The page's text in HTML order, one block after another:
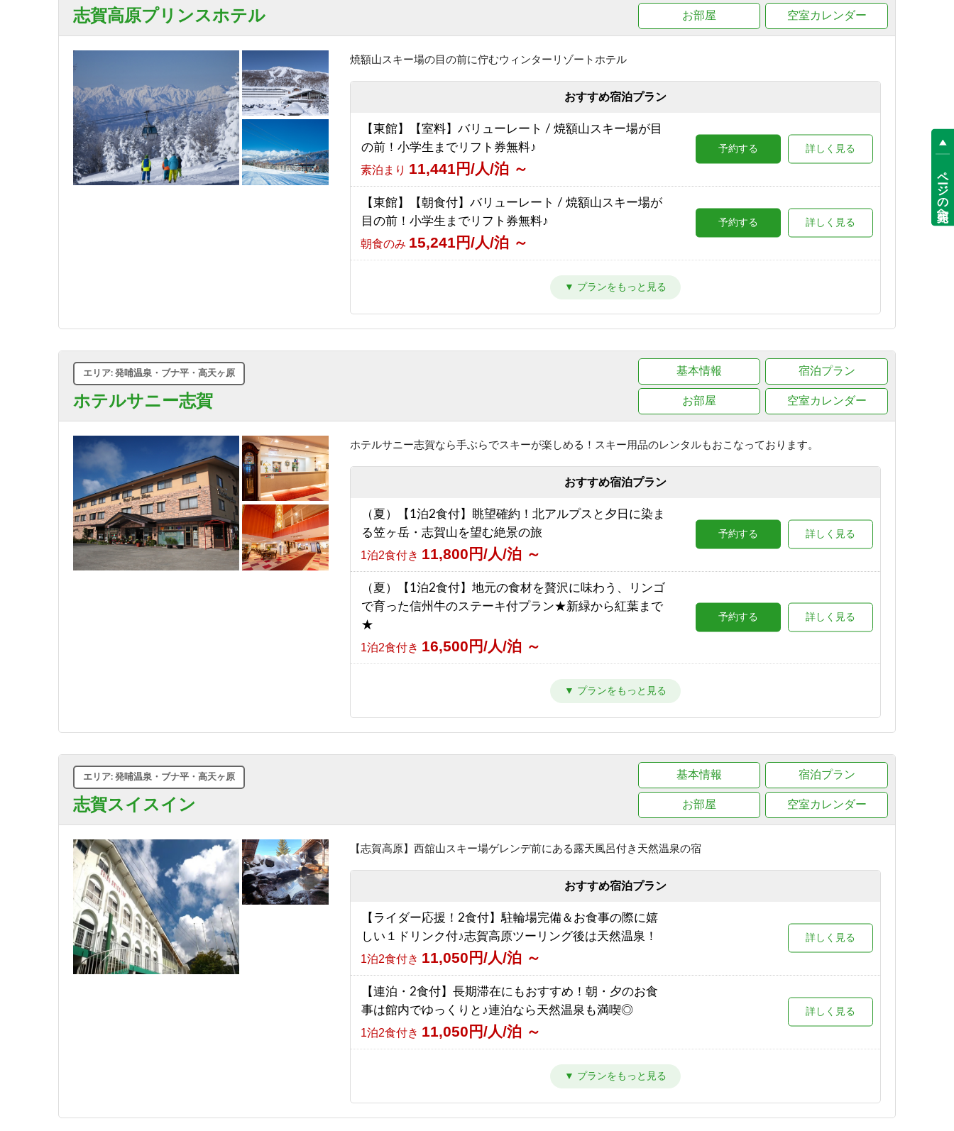
詳しく見る
予約する
志賀高原プリンスホテル
焼額山スキー場の目の前に佇むウィンターリゾートホテル
お部屋 空室カレンダー
おすすめ宿泊プラン
【東館】【室料】バリューレート / 焼額山スキー場が目
の前！小学生までリフト券無料♪
詳しく見る
予約する
素泊まり 11,441円/人/泊 ～
【東館】【朝食付】バリューレート / 焼額山スキー場が
目の前！小学生までリフト券無料♪
詳しく見る
予約する
朝食のみ 15,241円/人/泊 ～
1泊2食付き24,941円/人/泊 ～
【東館】【室料】連泊プラン / 焼額山スキー場が目の
詳しく見る
予約する
【東館】【朝食付】連泊プラン / 焼額山スキー場が目の
前！小学生までリフト券無料♪
詳しく見る
予約する
朝食のみ13,811円/人/泊 ～
の前！小学生までリフト券無料♪
詳しく見る
予約する
1泊2食付き 23,511円/人/泊 ～
【南館】【室料】バリューレート / 焼額山スキー場が目
の前！小学生までリフト券無料♪
素泊まり7,763円/人/泊 ～
【南館】【朝食付】バリューレート/ 焼額山スキー場が
目の前！小学生までリフト券無料♪
詳しく見る
【南館】【夕朝食付】バリューレート/焼額山スキー場
17,763円/人/泊 ～
【南館】【室料】連泊プラン / 焼額山スキー場が目の
詳しく見る
【南館】【夕朝食付】連泊プラン / 焼額山スキー場が目
の前！小学生までリフト券無料♪
16,792円/人/泊 ～
【西館】【室料】バリューレート / 焼額山スキー場が目
の前！小学生までリフト券無料♪
8,166円/人/泊 ～
目の前！小学生までリフト券無料♪
ホテルサニー志賀
エリア: 発哺温泉・ブナ平・高天ヶ原
ホテルサニー志賀なら手ぶらでスキーが楽しめる！スキー用品のレンタルもおこなっております。
基本情報 宿泊プラン
お部屋 空室カレンダー
おすすめ宿泊プラン
（夏）【1泊2食付】眺望確約！北アルプスと夕日に染ま
る笠ヶ岳・志賀山を望む絶景の旅
詳しく見る
予約する
1泊2食付き 11,800円/人/泊 ～
（夏）【1泊2食付】地元の食材を贅沢に味わう、リンゴ
で育った信州牛のステーキ付プラン★新緑から紅葉まで
★
詳しく見る
予約する
1泊2食付き 16,500円/人/泊 ～
トレッキングと温泉を楽しもう★新緑から紅葉まで★
1泊2食付き10,800円/人/泊 ～
（夏）【1泊夕食付】朝はゆっくり、自分時間。早朝出
詳しく見る
予約する
（夏）【素泊まり】星空の下でリフレッシュ！青葉が美
しい高原で過ごす気ままな休日
素泊まり9,000円/人/泊 ～
ラン！お食事はオプションで選択可能！
詳しく見る
素泊まり 8,500円/人/泊 ～
志賀スイスイン
エリア: 発哺温泉・ブナ平・高天ヶ原
【志賀高原】西舘山スキー場ゲレンデ前にある露天風呂付き天然温泉の宿
基本情報 宿泊プラン
お部屋 空室カレンダー
おすすめ宿泊プラン
【ライダー応援！2食付】駐輪場完備＆お食事の際に嬉
しい１ドリンク付♪志賀高原ツーリング後は天然温泉！
詳しく見る
1泊2食付き 11,050円/人/泊 ～
【連泊・2食付】長期滞在にもおすすめ！朝・夕のお食
事は館内でゆっくりと♪連泊なら天然温泉も満喫◎
詳しく見る
1泊2食付き 11,050円/人/泊 ～
ンダード2食！北アルプスを望む露天風呂付の温泉宿！
1泊2食付き12,050円/人/泊 ～
ページの先頭へ